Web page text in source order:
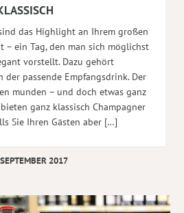
das Highlight an Ihrem großen
– ein Tag, den man sich möglichst
vorstellt. Dazu gehört
passende Empfangsdrink. Der
munden – und doch etwas ganz
ganz klassisch Champagner
Sie Ihren Gästen aber […]
2017